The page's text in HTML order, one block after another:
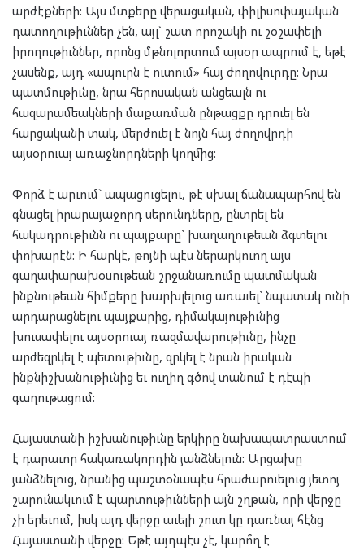
արժէքների: Այս մտքերը վերացական, փիլիսոփայական
դատողութիւններ չեն, այլ` շատ որոշակի ու շօշափելի
իրողութիւններ, որոնց մթնոլորտում այսօր ապրում է, եթէ
չասենք, այդ «ապուրն է ուտում» հայ ժողովուրդը: Նրա
պատմութիւնը, նրա հերոսական անցեալն ու
հազարամեակների մաքառման ընթացքը դրուել են
հարցականի տակ, մերժուել է նոյն հայ ժողովրդի
այսօրուայ առաջնորդների կողմից:
Փորձ է արւում` ապացուցելու, թէ սխալ ճանապարհով են
գնացել իրարայաջորդ սերունդները, ընտրել են
հակադրութիւնն ու պայքարը` խաղաղութեան ձգտելու
փոխարէն: Ի հարկէ, թոյնի պէս ներարկուող այս
գաղափարախօսութեան շրջանառումը պատմական
ինքնութեան հիմքերը խարխլելուց առաւել` նպատակ ունի
արդարացնելու պայքարից, դիմակայութիւնից
խուսափելու այսօրուայ ռազմավարութիւնը, ինչը
արժեզրկել է պետութիւնը, զրկել է նրան իրական
ինքնիշխանութիւնից եւ ուղիղ գծով տանում է դէպի
գաղութացում:
Հայաստանի իշխանութիւնը երկիրը նախապատրաստում
է դարաւոր հակառակորդին յանձնելուն: Արցախը
յանձնելուց, նրանից պաշտօնապէս հրաժարուելուց յետոյ
շարունակւում է պարտութիւնների այն շղթան, որի վերջը
չի երեւում, իսկ այդ վերջը աւելի շուտ կը դառնայ հէնց
Հայաստանի վերջը: Եթէ այդպէս չէ, կարո՞ղ է